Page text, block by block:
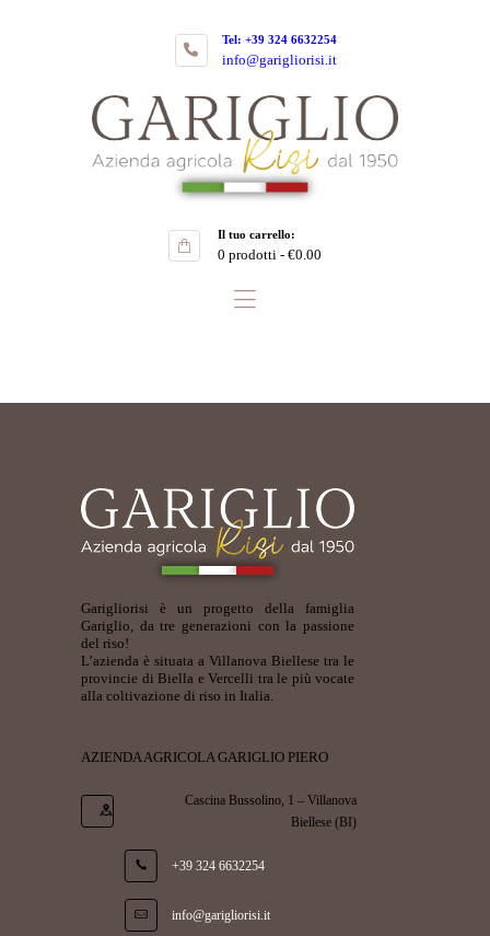
Tel: +39 324 6632254
info@garigliorisi.it
Il tuo carrello:
0 prodotti -€0.00
Gariglio Risi Azienda Agricola
Coltivazione
Riso Carnaroli
Garigliorisi è un progetto della famiglia
Gariglio, da tre generazioni con la passione
del riso!
L’azienda è situata a Villanova Biellese tra le
provincie di Biella e Vercelli tra le più vocate
alla coltivazione di riso in Italia.
AZIENDA AGRICOLA GARIGLIO PIERO
Cascina Bussolino, 1 – Villanova
Biellese (BI)
+39 324 6632254
info@garigliorisi.it